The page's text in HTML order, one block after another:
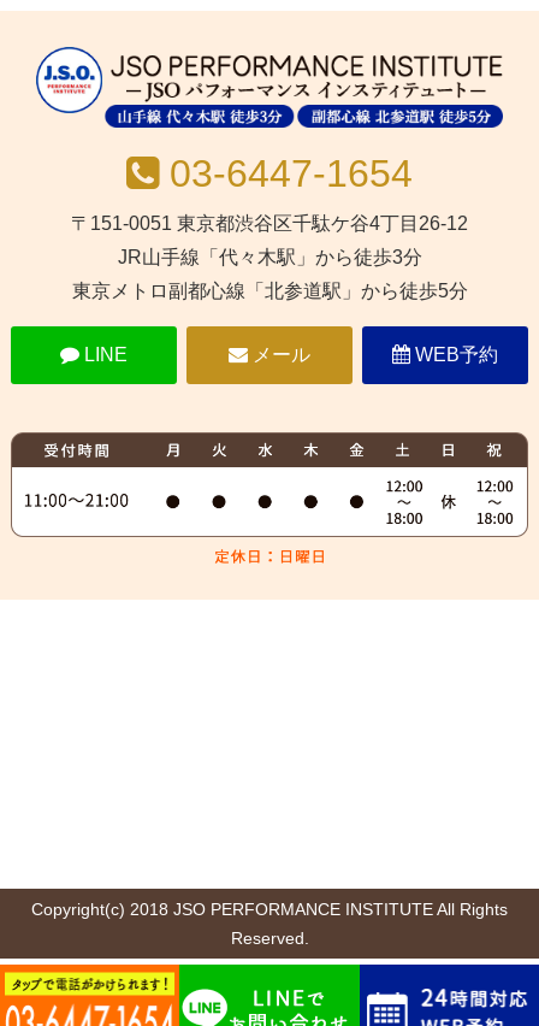
03-6447-1654
〒151-0051 東京都渋谷区千駄ケ谷4丁目26-12
JR山手線「代々木駅」から徒歩3分
東京メトロ副都心線「北参道駅」から徒歩5分
LINE メール WEB予約
Copyright(c) 2018 JSO PERFORMANCE INSTITUTE All Rights
Reserved.